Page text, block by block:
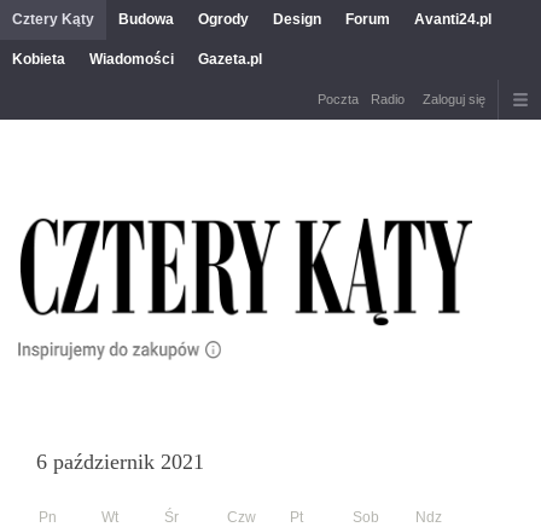
Cztery Kąty Budowa Ogrody Design Forum Avanti24.pl
Kobieta Wiadomości Gazeta.pl
Poczta Radio Zaloguj się
6 październik 2021
Pn Wt Śr Czw Pt Sob Ndz